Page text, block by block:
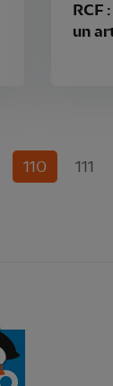
RCF
un
110(current)
111